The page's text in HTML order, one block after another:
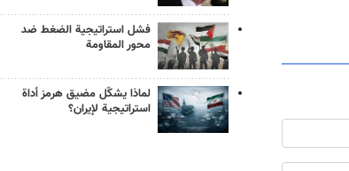
فشل استراتيجية الضغط ضد
محور المقاومة
لماذا يشكّل مضيق هرمز أداة
استراتيجية لإيران؟